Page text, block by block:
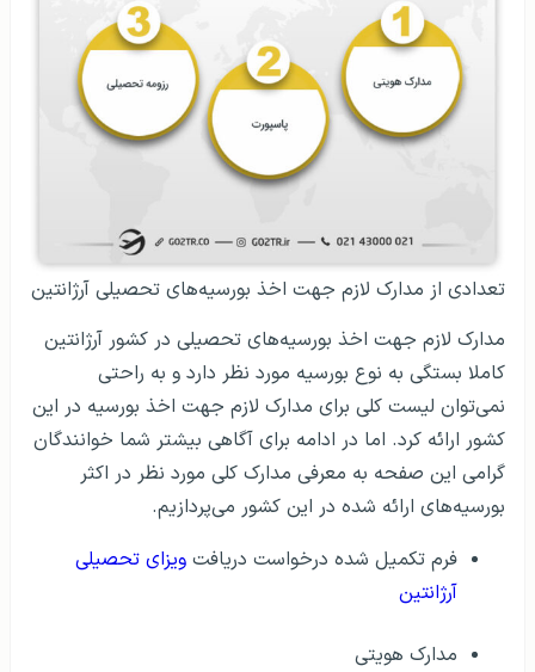
تعدادی از مدارک لازم جهت اخذ بورسیه‌های تحصیلی آرژانتین
مدارک لازم جهت اخذ بورسیه‌های تحصیلی در کشور آرژانتین
کاملا بستگی به نوع بورسیه مورد نظر دارد و به راحتی
نمی‌توان لیست کلی برای مدارک لازم جهت اخذ بورسیه در این
کشور ارائه کرد. اما در ادامه برای آگاهی بیشتر شما خوانندگان
گرامی این صفحه به معرفی مدارک کلی مورد نظر در اکثر
بورسیه‌های ارائه شده در این کشور می‌پردازیم.
فرم تکمیل شده درخواست دریافت ویزای تحصیلی
آرژانتین
مدارک هویتی